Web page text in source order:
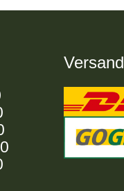
Versand